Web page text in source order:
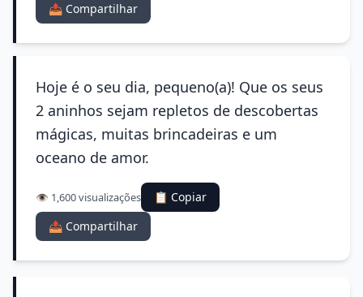
📤 Compartilhar
Hoje é o seu dia, pequeno(a)! Que os seus
2 aninhos sejam repletos de descobertas
mágicas, muitas brincadeiras e um
oceano de amor.
👁️ 1,600 visualizações
📋 Copiar
📤 Compartilhar